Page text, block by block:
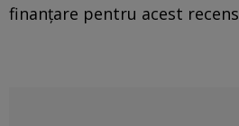
finanţare pentru acest